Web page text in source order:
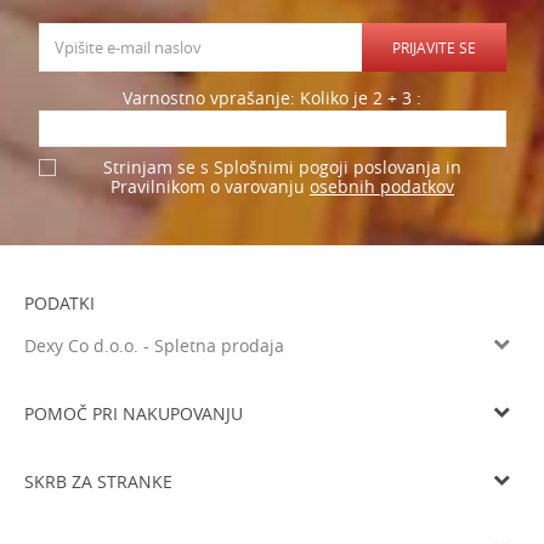
PRIJAVITE SE
Varnostno vprašanje: Koliko je 2 + 3 :
Strinjam se s Splošnimi pogoji poslovanja in
Pravilnikom o varovanju osebnih podatkov
PODATKI
Dexy Co d.o.o. - Spletna prodaja
Tel: 05 933 75 21
POMOČ PRI NAKUPOVANJU
SKRB ZA STRANKE